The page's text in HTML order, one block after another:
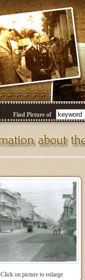
Find Picture of
Click on picture to enlarge